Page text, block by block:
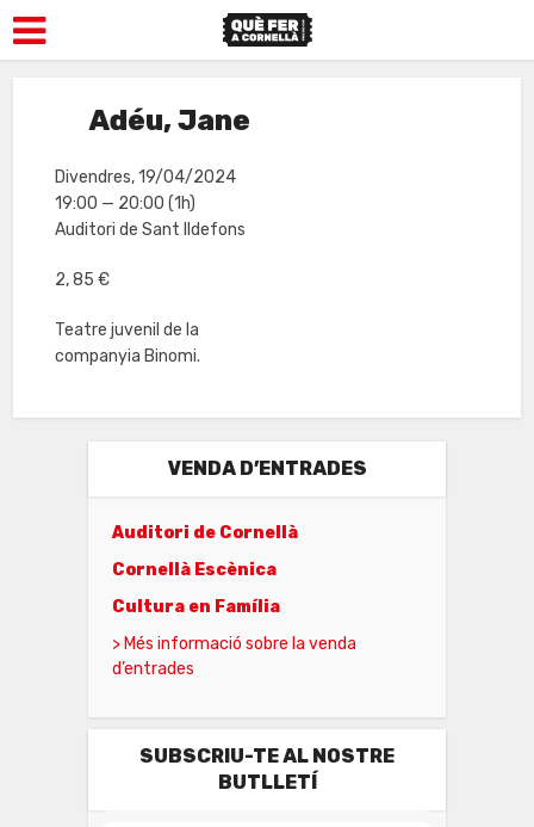
Adéu, Jane
Teatre juvenil de la
companyia Binomi.
Divendres, 19/04/2024
19:00 — 20:00 (1h)
Auditori de Sant Ildefons
2, 85 €
VENDA D’ENTRADES
Auditori de Cornellà
Cornellà Escènica
Cultura en Família
> Més informació sobre la venda
d’entrades
SUBSCRIU-TE AL NOSTRE
BUTLLETÍ